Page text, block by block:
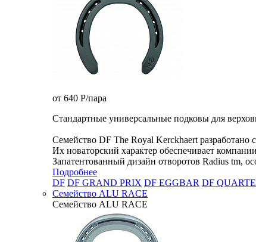
от 640 P/пара
Стандартные универсальные подковы для
Семейство DF The Royal Kerckhaert разработано
Их новаторский характер обеспечивает
Запатентованный дизайн отворотов Radius tm,
Подробнее
DF DF GRAND PRIX DF EGGBAR DF
Семейство ALU RACE
Семейство ALU RACE